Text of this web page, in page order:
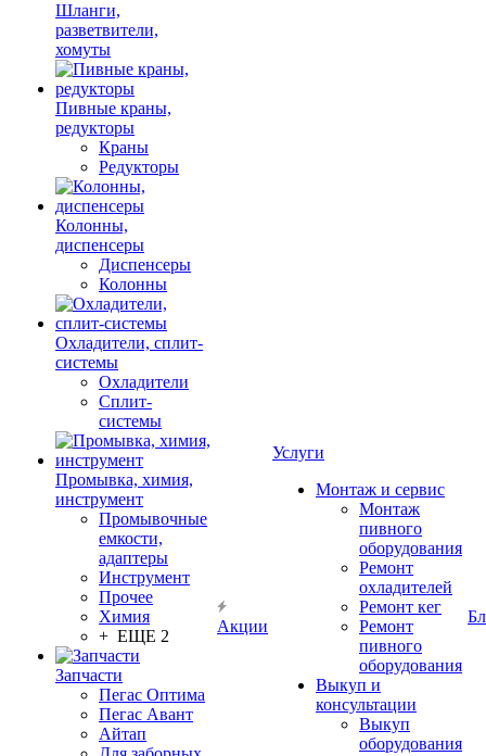
Шланги,
разветвители,
хомуты
Пивные краны,
редукторы
Краны
Редукторы
Колонны,
диспенсеры
Диспенсеры
Колонны
Охладители, сплит-
системы
Охладители
Сплит-
системы
Промывка, химия,
инструмент
Промывочные
емкости,
адаптеры
Инструмент
Прочее
Химия
+ ЕЩЕ 2
Запчасти
Пегас Оптима
Пегас Авант
Айтап
Акции
Услуги
Монтаж и сервис
Монтаж
пивного
оборудования
Ремонт
охладителей
Ремонт кег
Ремонт
пивного
оборудования
Выкуп и
консультации
Выкуп
оборудования